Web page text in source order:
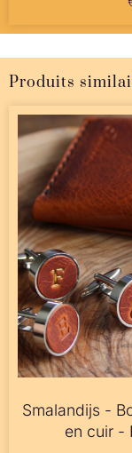
Produits
Smalandijs -
en cuir -